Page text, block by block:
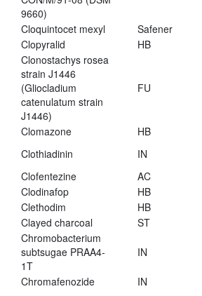
9660)
Cloquintocet mexyl Safener
Clopyralid
HB
Clonostachys rosea
strain J1446
(Gliocladium
catenulatum strain
J1446)
FU
Clomazone HB
Clothiadinin
IN
Clofentezine
AC
Clodinafop
HB
Clethodim
HB
Clayed charcoal
ST
Chromobacterium
subtsugae PRAA4-
1T
IN
Chromafenozide IN